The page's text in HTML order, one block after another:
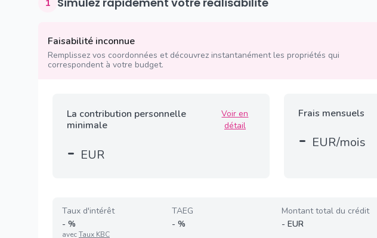
1
Faisabilité inconnue
Remplissez vos coordonnées et découvrez instantanément les propriétés qui
correspondent à votre budget.
La contribution personnelle
minimale
Voir en
détail
- EUR
Frais mensuels
- EUR/mois
Taux d'intérêt
- %
avecTaux KBC
TAEG
- %
Montant total du crédit
- EUR